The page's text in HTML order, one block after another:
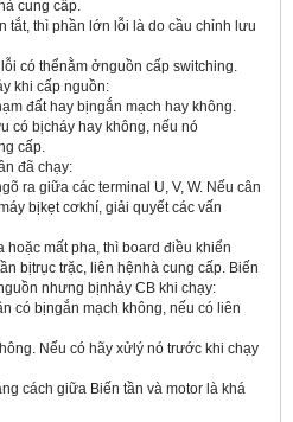
cung cấp.
tắt, thì phần lớn lỗi là do cầu chỉnh lưu
có thểnằm ởnguồn cấp switching.
khi cấp nguồn:
đất hay bịngắn mạch hay không.
có bịcháy hay không, nếu nó
cấp.
đã chạy:
ra giữa các terminal U, V, W. Nếu cân
bịkẹt cơkhí, giải quyết các vấn
hoặc mất pha, thì board điều khiển
bịtrục trặc, liên hệnhà cung cấp. Biến
nhưng bịnhảy CB khi chạy:
có bịngắn mạch không, nếu có liên
Nếu có hãy xửlý nó trước khi chạy
cách giữa Biến tần và motor là khá